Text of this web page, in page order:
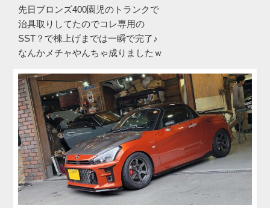
先日ブロンズ400園児のトランクで
治具取りしてたのでコレ専用の
SST？で棟上げまでは一瞬で完了♪
なんかメチャやんちゃ成りましたｗ